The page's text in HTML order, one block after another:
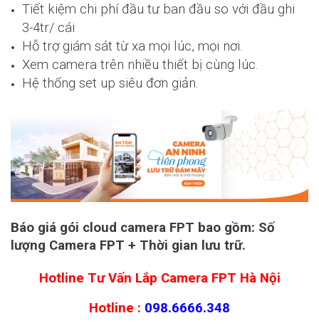
Tiết kiệm chi phí đầu tư ban đầu so với đầu ghi
3-4tr/ cái
Hỗ trợ giám sát từ xa mọi lúc, mọi nơi.
Xem camera trên nhiều thiết bị cùng lúc.
Hệ thống set up siêu đơn giản.
Báo giá gói cloud camera FPT bao gồm: Số
lượng Camera FPT + Thời gian lưu trữ.
Hotline Tư Vấn Lắp Camera FPT Hà Nội
Hotline : 098.6666.348